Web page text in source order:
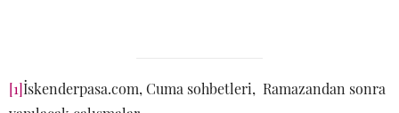
[1]İskenderpasa.com, Cuma sohbetleri, Ramazandan sonra